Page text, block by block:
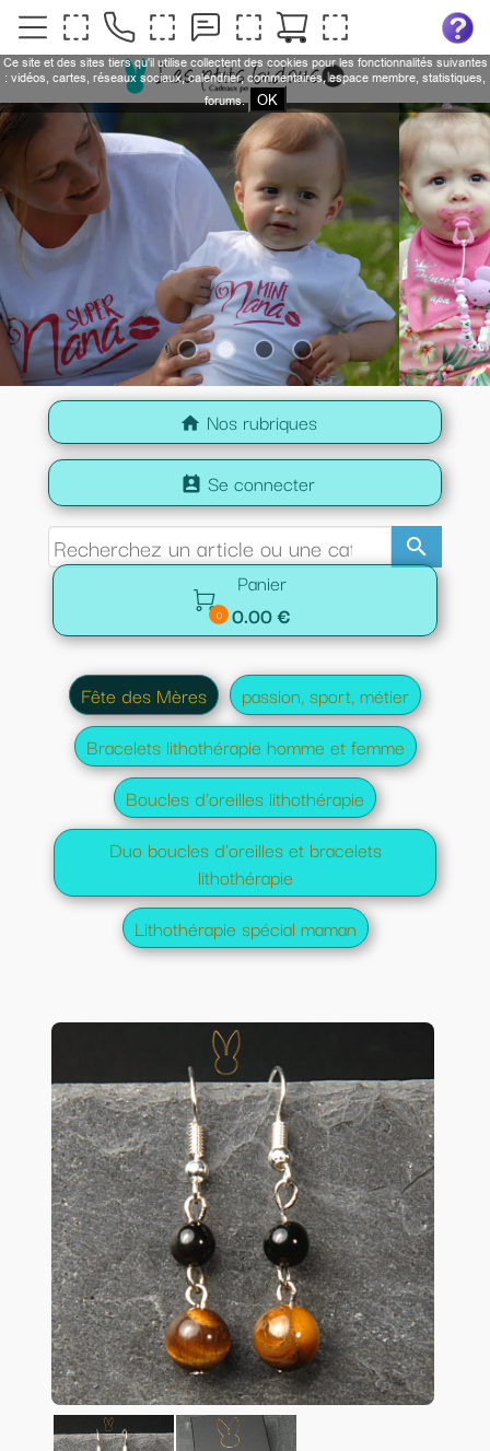
home Nos rubriques
search
perm_contact_calendar Se connecter

0
Panier
0.00 €
Fête des Mères
passion, sport, métier
Bracelets lithothérapie homme et femme
Boucles d'oreilles lithothérapie
Duo boucles d'oreilles et bracelets
lithothérapie
Lithothérapie spécial maman
Ce site et des sites tiers qu'il utilise collectent des cookies pour les fonctionnalités suivantes
: vidéos, cartes, réseaux sociaux, calendrier, commentaires, espace membre, statistiques,
forums.
OK